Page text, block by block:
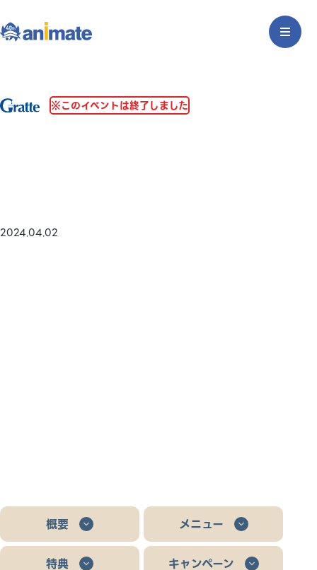
※このイベントは終了しました
2024.04.02
概要 メニュー
特典 キャンペーン